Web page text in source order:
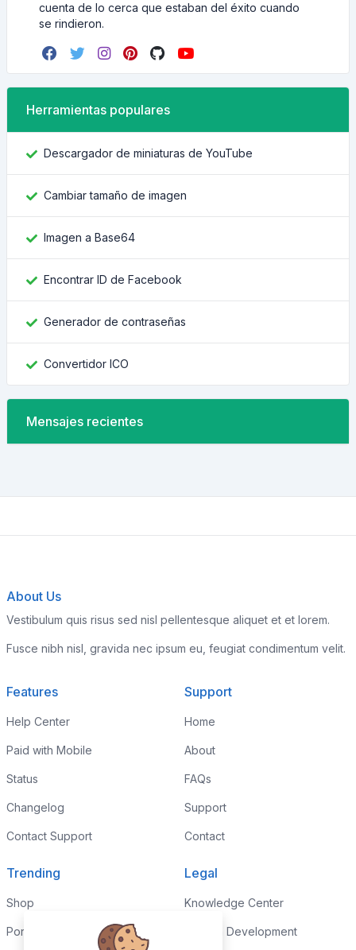
cuenta de lo cerca que estaban del éxito cuando
se rindieron.
Herramientas populares
Descargador de miniaturas de YouTube
Cambiar tamaño de imagen
Imagen a Base64
Encontrar ID de Facebook
Generador de contraseñas
Convertidor ICO
Mensajes recientes
About Us
Vestibulum quis risus sed nisl pellentesque aliquet et et lorem.
Fusce nibh nisl, gravida nec ipsum eu, feugiat condimentum velit.
Features
Help Center
Paid with Mobile
Status
Changelog
Contact Support
Support
Home
About
FAQs
Support
Contact
Trending
Shop
Portfolio
Legal
Knowledge Center
Custom Development